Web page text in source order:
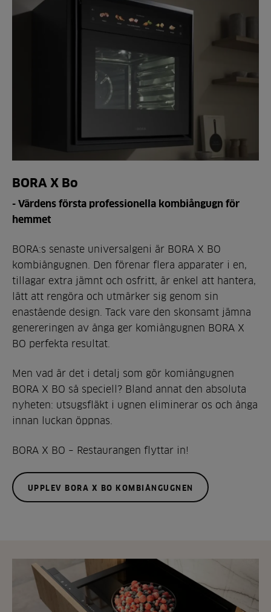
BORA X Bo
- Värdens första professionella kombiångugn för
hemmet
BORA:s senaste universalgeni är BORA X BO
kombiångugnen. Den förenar flera apparater i en,
tillagar extra jämnt och osfritt, är enkel att hantera,
lätt att rengöra och utmärker sig genom sin
enastående design. Tack vare den skonsamt jämna
genereringen av ånga ger komiångugnen BORA X
BO perfekta resultat.
Men vad är det i detalj som gör komiångugnen
BORA X BO så speciell? Bland annat den absoluta
nyheten: utsugsfläkt i ugnen eliminerar os och ånga
innan luckan öppnas.
BORA X BO – Restaurangen flyttar in!
UPPLEV BORA X BO KOMBIÅNGUGNEN